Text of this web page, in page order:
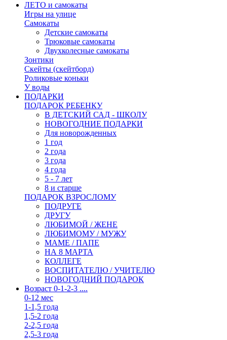
ЛЕТО и самокаты
Игры на улице
Самокаты
Детские самокаты
Трюковые самокаты
Двухколесные самокаты
Зонтики
Скейты (скейтборд)
Роликовые коньки
У воды
ПОДАРКИ
ПОДАРОК РЕБЕНКУ
В ДЕТСКИЙ САД - ШКОЛУ
НОВОГОДНИЕ ПОДАРКИ
Для новорожденных
1 год
2 года
3 года
4 года
5 - 7 лет
8 и старше
ПОДАРОК ВЗРОСЛОМУ
ПОДРУГЕ
ДРУГУ
ЛЮБИМОЙ / ЖЕНЕ
ЛЮБИМОМУ / МУЖУ
МАМЕ / ПАПЕ
НА 8 МАРТА
КОЛЛЕГЕ
ВОСПИТАТЕЛЮ / УЧИТЕЛЮ
НОВОГОДНИЙ ПОДАРОК
Возраст 0-1-2-3 ....
0-12 мес
1-1,5 года
1,5-2 года
2-2,5 года
2,5-3 года